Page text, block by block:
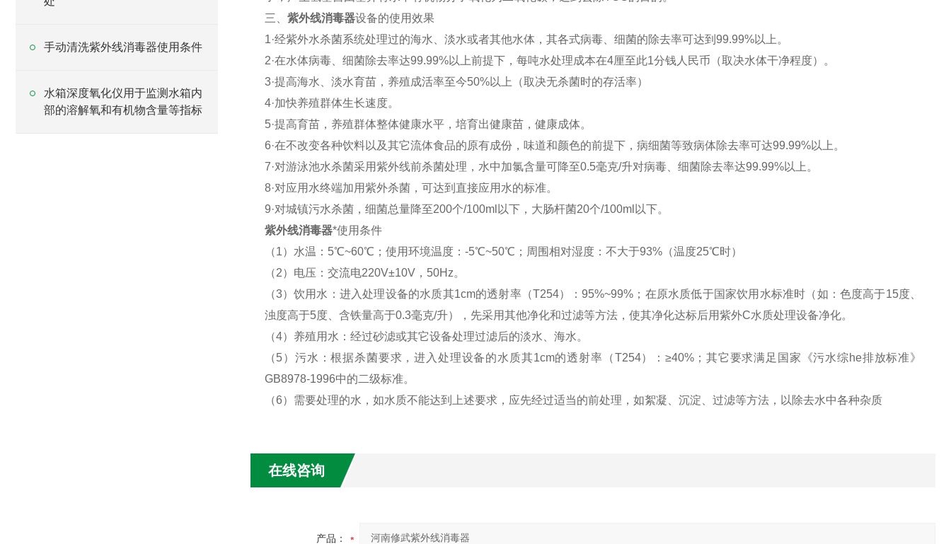
手动清洗紫外线消毒器使用条件
水箱深度氧化仪用于监测水箱内
部的溶解氧和有机物含量等指标
三、 紫外线消毒器设备的使用效果
1·经紫外水杀菌系统处理过的海水、淡水或者其他水体，其各式病毒、细菌的除去率可达到 99.99%以上。
2·在水体病毒、细菌除去率达99.99%以上前提下，每吨水处理成本在4厘至此1分钱人民币（取决水体干净程度）。
3·提高海水、淡水育苗，养殖成活率至今50%以上（取决无杀菌时的存活率）
4·加快养殖群体生长速度。
5·提高育苗，养殖群体整体健康水平，培育出健康苗，健康成体。
6·在不改变各种饮料以及其它流体食品的原有成份，味道和颜色的前提下，病细菌等致病体除去率可达99.99%以上。
7·对游泳池水杀菌采用紫外线前杀菌处理，水中加氯含量可降至0.5毫克/升对病毒、细菌除去率达99.99%以上。
8·对应用水终端加用紫外杀菌，可达到直接应用水的标准。
9·对城镇污水杀菌，细菌总量降至200个/100ml 以下，大肠杆菌20个/100ml 以下。
紫外线消毒器*使用条件
（1）水温： 5℃~60℃ ；使用环境温度： -5℃~50℃ ；周围相对湿度：不大于93%（温度25℃时）
（2）电压：交流电220V±10V， 50Hz。
（3）饮用水：进入处理设备的水质其1cm的透射率（T254）：95%~99% ；在原水质低于国家饮用水标准时（如：色度高于15度、
浊度高于5度、含铁量高于0.3毫克/升），先采用其他净化和过滤等方法，使其净化达标后用紫外C水质处理设备净化。
（4）养殖用水：经过砂滤或其它设备处理过滤后的淡水、海水。
（5）污水：根据杀菌要求，进入处理设备的水质其1cm的透射率（T254）：≥40% ；其它要求满足国家《污水综 he排放标准》
GB8978-1996中的二级标准。
（6）需要处理的水，如水质不能达到上述要求，应先经过适当的前处理，如絮凝、沉淀、过滤等方法，以除去水中各种杂质
在线咨询
产品：